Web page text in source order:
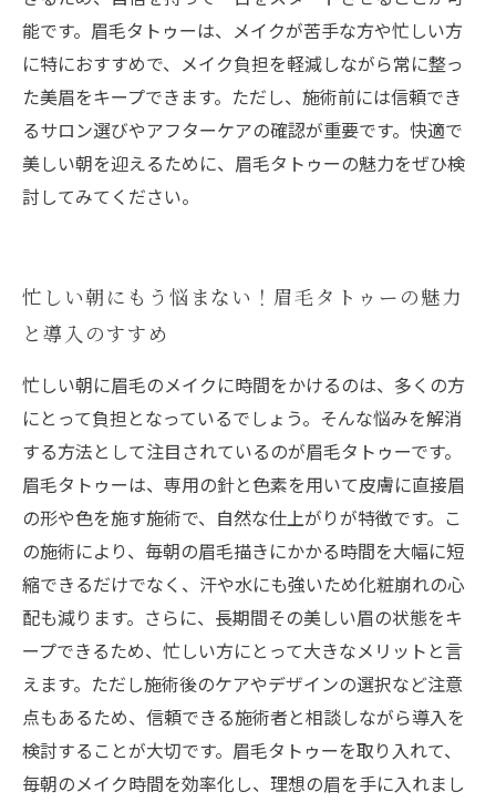
能です。眉毛タトゥーは、メイクが苦手な方や忙しい方
に特におすすめで、メイク負担を軽減しながら常に整っ
た美眉をキープできます。ただし、施術前には信頼でき
るサロン選びやアフターケアの確認が重要です。快適で
美しい朝を迎えるために、眉毛タトゥーの魅力をぜひ検
討してみてください。
忙しい朝にもう悩まない！眉毛タトゥーの魅力
と導入のすすめ
忙しい朝に眉毛のメイクに時間をかけるのは、多くの方
にとって負担となっているでしょう。そんな悩みを解消
する方法として注目されているのが眉毛タトゥーです。
眉毛タトゥーは、専用の針と色素を用いて皮膚に直接眉
の形や色を施す施術で、自然な仕上がりが特徴です。こ
の施術により、毎朝の眉毛描きにかかる時間を大幅に短
縮できるだけでなく、汗や水にも強いため化粧崩れの心
配も減ります。さらに、長期間その美しい眉の状態をキ
ープできるため、忙しい方にとって大きなメリットと言
えます。ただし施術後のケアやデザインの選択など注意
点もあるため、信頼できる施術者と相談しながら導入を
検討することが大切です。眉毛タトゥーを取り入れて、
毎朝のメイク時間を効率化し、理想の眉を手に入れまし